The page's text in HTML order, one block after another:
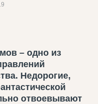
– одно из
Недорогие,
отвоевывают